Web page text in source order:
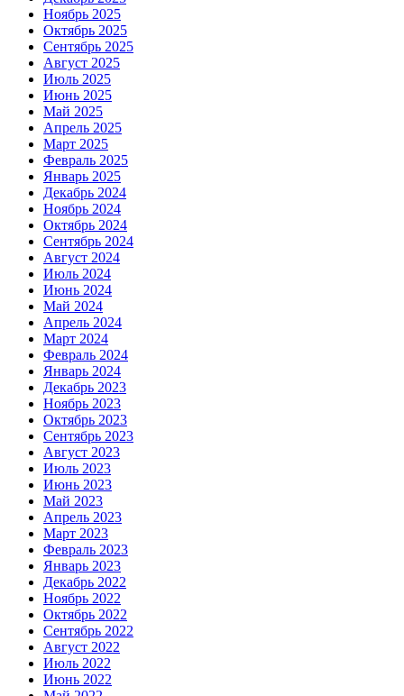
Ноябрь 2025
Октябрь 2025
Сентябрь 2025
Август 2025
Июль 2025
Июнь 2025
Май 2025
Апрель 2025
Март 2025
Февраль 2025
Январь 2025
Декабрь 2024
Ноябрь 2024
Октябрь 2024
Сентябрь 2024
Август 2024
Июль 2024
Июнь 2024
Май 2024
Апрель 2024
Март 2024
Февраль 2024
Январь 2024
Декабрь 2023
Ноябрь 2023
Октябрь 2023
Сентябрь 2023
Август 2023
Июль 2023
Июнь 2023
Май 2023
Апрель 2023
Март 2023
Февраль 2023
Январь 2023
Декабрь 2022
Ноябрь 2022
Октябрь 2022
Сентябрь 2022
Август 2022
Июль 2022
Июнь 2022